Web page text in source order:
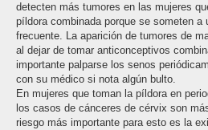
detecten más tumores en las mujeres
píldora combinada porque se someten a
frecuente. La aparición de tumores de
al dejar de tomar anticonceptivos
importante palparse los senos
con su médico si nota algún bulto.
En mujeres que toman la píldora en
los casos de cánceres de cérvix son
riesgo más importante para esto es la